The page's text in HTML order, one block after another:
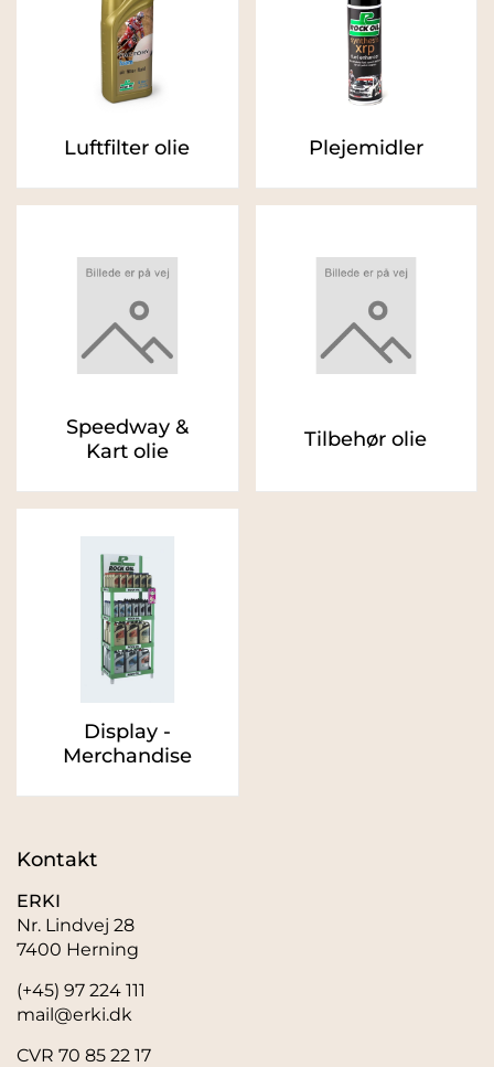
Luftfilter olie Plejemidler
Speedway &
Kart olie
Tilbehør olie
Display -
Merchandise
Kontakt
ERKI
Nr. Lindvej 28
7400 Herning
(+45) 97 224 111
mail@erki.dk
CVR 70 85 22 17